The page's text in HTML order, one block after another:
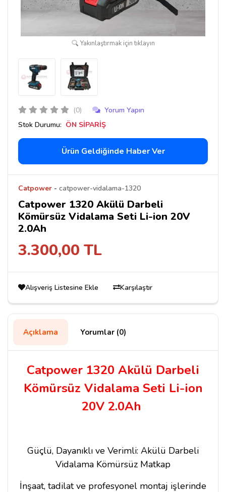
Yakınlaştırmak için tıklayın
(0)
Yorum Yapın
Stok Durumu: ÖN SİPARİŞ
Ürün Geldiğinde Haber Ver
Catpower - catpower-vidalama-1320
Catpower 1320 Akülü Darbeli
Kömürsüz Vidalama Seti Li-ion 20V
2.0Ah
3.300,00 TL
Alışveriş Listesine Ekle Karşılaştır
Açıklama Yorumlar (0)
Catpower 1320 Akülü Darbeli
Kömürsüz Vidalama Seti Li-ion
20V 2.0Ah
Güçlü, Dayanıklı ve Verimli: Akülü Darbeli
Vidalama Kömürsüz Matkap
İnşaat, tadilat ve profesyonel montaj işlerinde